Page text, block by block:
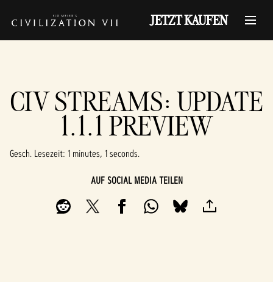
JETZT KAUFEN
CIV STREAMS: UPDATE
1.1.1 PREVIEW
Gesch. Lesezeit 1 minutes, 1 seconds
AUF SOCIAL MEDIA TEILEN